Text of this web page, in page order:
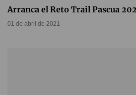
Arranca el Reto Trail Pascua
01 de abril de 2021